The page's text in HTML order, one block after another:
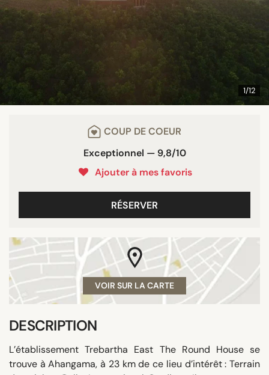
1/12
COUP DE COEUR
Exceptionnel — 9,8/10
Ajouter à mes favoris
RÉSERVER
VOIR SUR LA CARTE
DESCRIPTION
L’établissement Trebartha East The Round House se
trouve à Ahangama, à 23 km de ce lieu d’intérêt : Terrain